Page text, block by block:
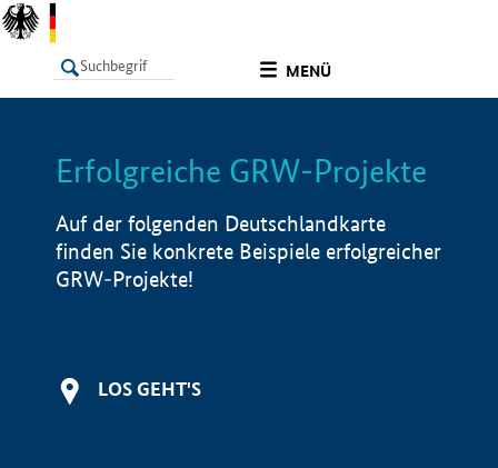
MENÜ
LISTE Info
Erfolgreiche GRW-Projekte
Auf der folgenden Deutschlandkarte
finden Sie konkrete Beispiele erfolgreicher
GRW-Projekte!
LOS GEHT'S